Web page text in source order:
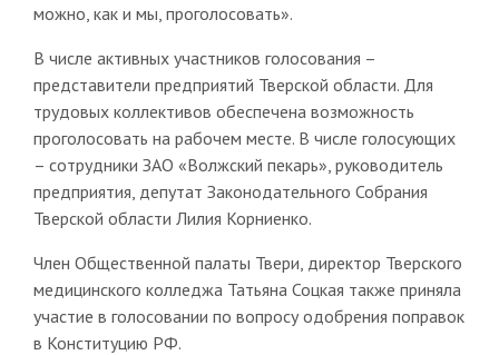
можно, как и мы, проголосовать».
В числе активных участников голосования –
представители предприятий Тверской области. Для
трудовых коллективов обеспечена возможность
проголосовать на рабочем месте. В числе голосующих
– сотрудники ЗАО «Волжский пекарь», руководитель
предприятия, депутат Законодательного Собрания
Тверской области Лилия Корниенко.
Член Общественной палаты Твери, директор Тверского
медицинского колледжа Татьяна Соцкая также приняла
участие в голосовании по вопросу одобрения поправок
в Конституцию РФ.